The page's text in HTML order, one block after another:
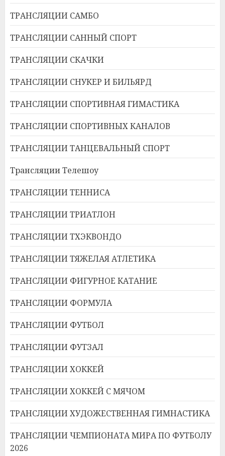
ТРАНСЛЯЦИИ САМБО
ТРАНСЛЯЦИИ САННЫЙ СПОРТ
ТРАНСЛЯЦИИ СКАЧКИ
ТРАНСЛЯЦИИ СНУКЕР И БИЛЬЯРД
ТРАНСЛЯЦИИ СПОРТИВНАЯ ГИМАСТИКА
ТРАНСЛЯЦИИ СПОРТИВНЫХ КАНАЛОВ
ТРАНСЛЯЦИИ ТАНЦЕВАЛЬНЫЙ СПОРТ
Трансляции Телешоу
ТРАНСЛЯЦИИ ТЕННИСА
ТРАНСЛЯЦИИ ТРИАТЛОН
ТРАНСЛЯЦИИ ТХЭКВОНДО
ТРАНСЛЯЦИИ ТЯЖЕЛАЯ АТЛЕТИКА
ТРАНСЛЯЦИИ ФИГУРНОЕ КАТАНИЕ
ТРАНСЛЯЦИИ ФОРМУЛА
ТРАНСЛЯЦИИ ФУТБОЛ
ТРАНСЛЯЦИИ ФУТЗАЛ
ТРАНСЛЯЦИИ ХОККЕЙ
ТРАНСЛЯЦИИ ХОККЕЙ С МЯЧОМ
ТРАНСЛЯЦИИ ХУДОЖЕСТВЕННАЯ ГИМНАСТИКА
ТРАНСЛЯЦИИ ЧЕМПИОНАТА МИРА ПО ФУТБОЛУ
2026